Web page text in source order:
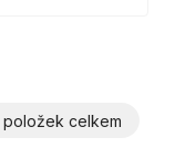
položek celkem